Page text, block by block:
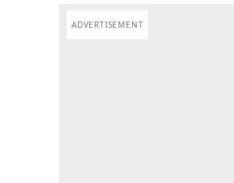
ADVERTISEMENT